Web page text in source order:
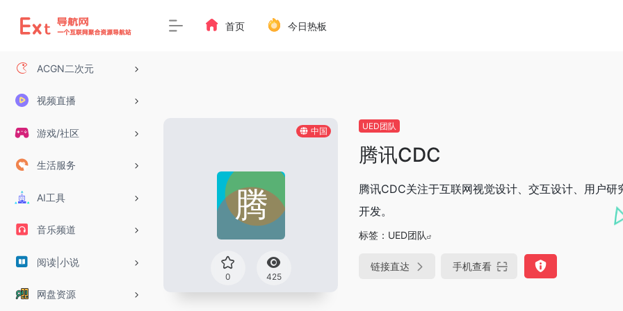
ACGN二次元
视频直播
游戏/社区
生活服务
AI工具
音乐频道
阅读|小说
网盘资源
首页 今日热板
中国
0 425
UED团队
腾讯CDC
腾讯CDC关注于互联网视觉设计、交互设计、用户研
开发。
标签： UED团队
链接直达 手机查看